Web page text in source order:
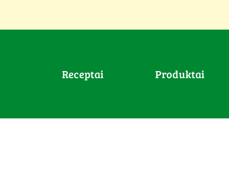
Receptai Produktai